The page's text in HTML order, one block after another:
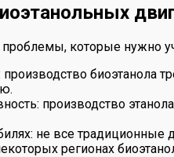
которые нужно
производство
производство
не все традиционные
регионах